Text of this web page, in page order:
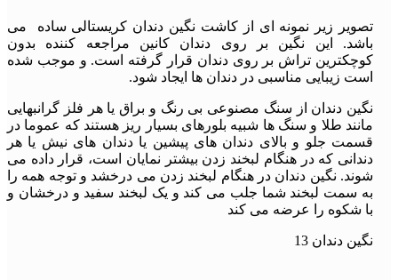
تصویر زیر نمونه ای از کاشت نگین دندان کریستالی ساده می
باشد. این نگین بر روی دندان کانین مراجعه کننده بدون
کوچکترین تراش بر روی دندان قرار گرفته است. و موجب شده
است زیبایی مناسبی در دندان ها ایجاد شود.
نگین دندان از سنگ مصنوعی بی رنگ و براق یا هر فلز گرانبهایی
مانند طلا و سنگ ها شبیه بلورهای بسیار ریز هستند که عموما در
قسمت جلو و بالای دندان های پیشین یا دندان های نیش یا هر
دندانی که در هنگام لبخند زدن بیشتر نمایان است، قرار داده می
شوند. نگین دندان در هنگام لبخند زدن می درخشد و توجه همه را
به سمت لبخند شما جلب می کند و یک لبخند سفید و درخشان و
با شکوه را عرضه می کند
نگین دندان 13